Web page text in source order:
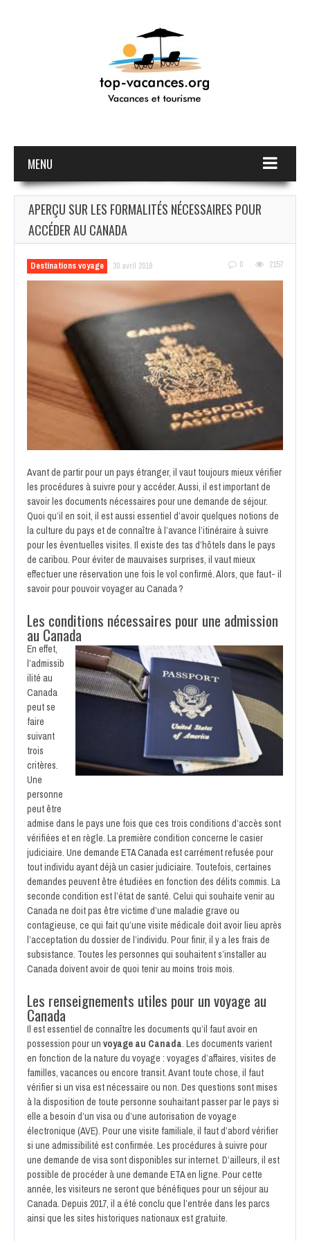
MENU
APERÇU SUR LES FORMALITÉS NÉCESSAIRES POUR
ACCÉDER AU CANADA
Destinations voyage 30 avril 2018 0 2157
Avant de partir pour un pays étranger, il vaut toujours mieux vérifier
les procédures à suivre pour y accéder. Aussi, il est important de
savoir les documents nécessaires pour une demande de séjour.
Quoi qu’il en soit, il est aussi essentiel d’avoir quelques notions de
la culture du pays et de connaître à l’avance l’itinéraire à suivre
pour les éventuelles visites. Il existe des tas d’hôtels dans le pays
de caribou. Pour éviter de mauvaises surprises, il vaut mieux
effectuer une réservation une fois le vol confirmé. Alors, que faut- il
savoir pour pouvoir voyager au Canada ?
Les conditions nécessaires pour une admission
au Canada
En effet,
l’admissib
ilité au
Canada
peut se
faire
suivant
trois
critères.
Une
personne
peut être
admise dans le pays une fois que ces trois conditions d’accès sont
vérifiées et en règle. La première condition concerne le casier
judiciaire. Une demande ETA Canadaest carrément refusée pour
tout individu ayant déjà un casier judiciaire. Toutefois, certaines
demandes peuvent être étudiées en fonction des délits commis. La
seconde condition est l’état de santé. Celui qui souhaite venir au
Canada ne doit pas être victime d’une maladie grave ou
contagieuse, ce qui fait qu’une visite médicale doit avoir lieu après
l’acceptation du dossier de l’individu. Pour finir, il y a les frais de
subsistance. Toutes les personnes qui souhaitent s’installer au
Canada doivent avoir de quoi tenir au moins trois mois.
Les renseignements utiles pour un voyage au
Canada
Il est essentiel de connaître les documents qu’il faut avoir en
possession pour un voyage au Canada. Les documents varient
en fonction de la nature du voyage : voyages d’affaires, visites de
familles, vacances ou encore transit. Avant toute chose, il faut
vérifier si un visa est nécessaire ou non. Des questions sont mises
à la disposition de toute personne souhaitant passer par le pays si
elle a besoin d’un visa ou d’une autorisation de voyage
électronique (AVE). Pour une visite familiale, il faut d’abord vérifier
si une admissibilité est confirmée. Les procédures à suivre pour
une demande de visa sont disponibles sur internet. D’ailleurs, il est
possible de procéder à une demande ETA en ligne. Pour cette
année, les visiteurs ne seront que bénéfiques pour un séjour au
Canada. Depuis 2017, il a été conclu que l’entrée dans les parcs
ainsi que les sites historiques nationaux est gratuite.